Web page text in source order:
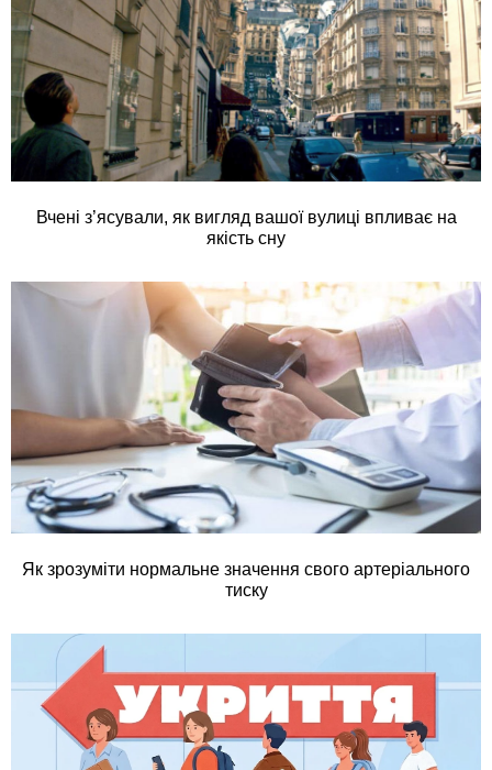
Вчені з’ясували, як вигляд вашої вулиці впливає на
якість сну
Як зрозуміти нормальне значення свого артеріального
тиску